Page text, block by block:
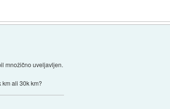
množično uveljavljen.
km ali 30k km?